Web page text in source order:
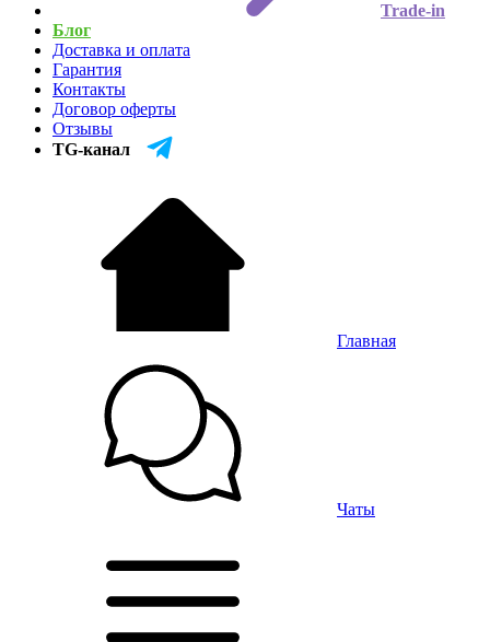
Trade-in
Блог
Доставка и оплата
Гарантия
Контакты
Договор оферты
Отзывы
TG-канал
Главная
Чаты